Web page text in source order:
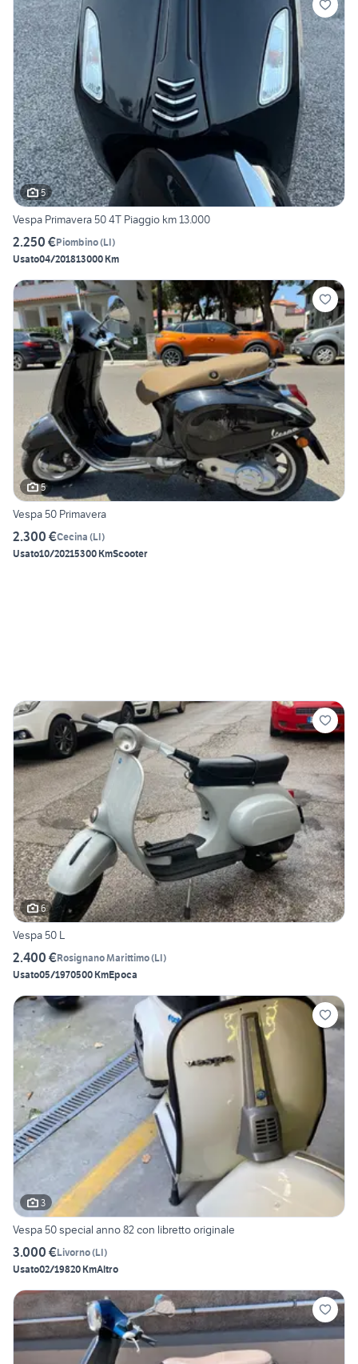
5
Vespa Primavera 50 4T Piaggio km 13.000
2.250 €Piombino(LI)
Usato04/201813000 Km
5
Vespa 50 Primavera
2.300 €Cecina (LI)
Usato10/20215300 KmScooter
6
Vespa 50 L
2.400 €Rosignano Marittimo(LI)
Usato05/1970500 KmEpoca
3
Vespa 50 special anno 82 con libretto originale
3.000 €Livorno(LI)
Usato02/19820 KmAltro